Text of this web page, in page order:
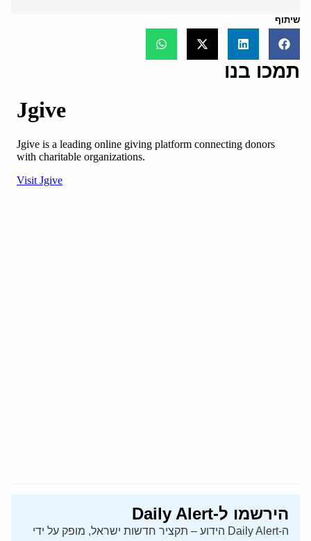
שיתוף
תמכו בנו
הירשמו ל-Daily Alert
ה-Daily Alert הידוע – תקציר חדשות ישראל, מופק על ידי